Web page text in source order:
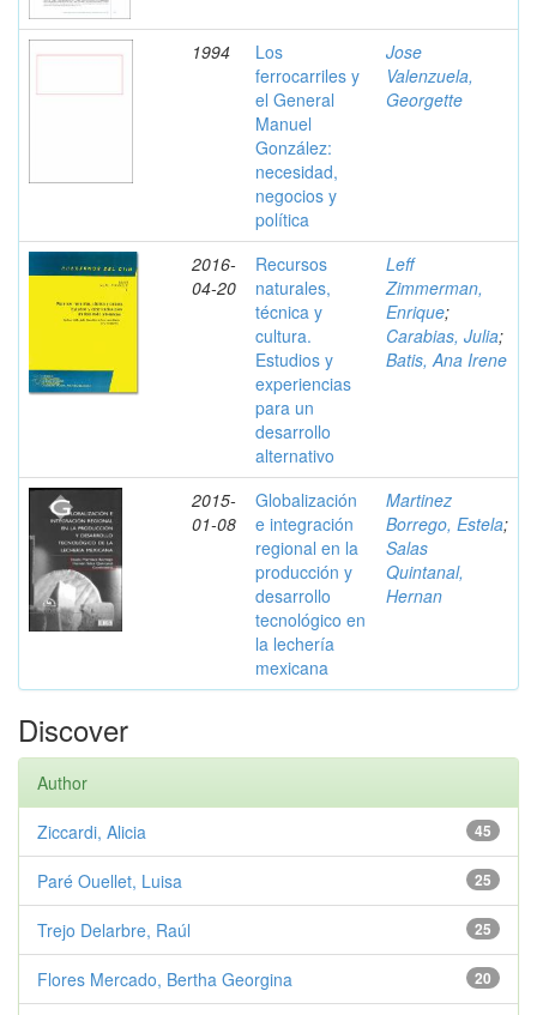
1994
Los
ferrocarriles y
el General
Manuel
González:
necesidad,
negocios y
política
Jose
Valenzuela,
Georgette
2016-
04-20
Recursos
naturales,
técnica y
cultura.
Estudios y
experiencias
para un
desarrollo
alternativo
Leff
Zimmerman,
Enrique;
Carabias, Julia;
Batis, Ana Irene
2015-
01-08
Globalización
e integración
regional en la
producción y
desarrollo
tecnológico en
la lechería
mexicana
Martinez
Borrego, Estela;
Salas
Quintanal,
Hernan
Discover
Author
45
Ziccardi, Alicia
25
Paré Ouellet, Luisa
25
Trejo Delarbre, Raúl
20
Flores Mercado, Bertha Georgina